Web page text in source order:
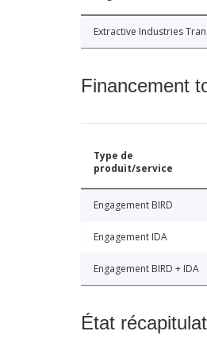
Extractive Industries
Financement
Type de
produit/service
Engagement BIRD
Engagement IDA
Engagement BIRD + IDA
État